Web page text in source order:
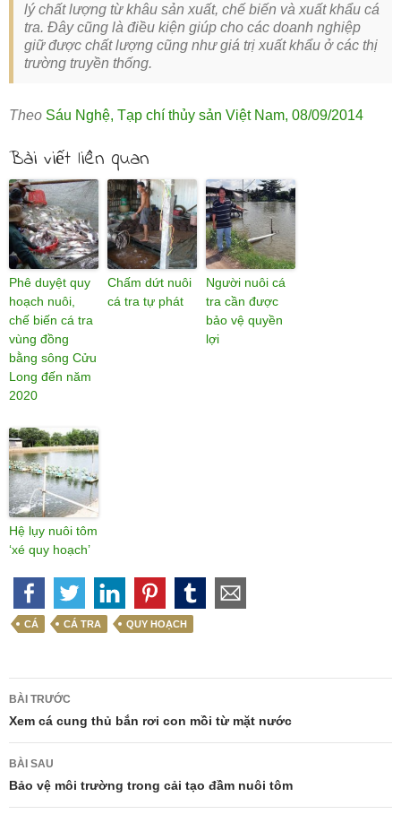
lý chất lượng từ khâu sản xuất, chế biến và xuất khẩu cá
tra. Đây cũng là điều kiện giúp cho các doanh nghiệp
giữ được chất lượng cũng như giá trị xuất khẩu ở các thị
trường truyền thống.
Theo Sáu Nghệ, Tạp chí thủy sản Việt Nam, 08/09/2014
Bài viết liên quan
Phê duyệt quy
hoạch nuôi,
chế biến cá tra
vùng đồng
bằng sông Cửu
Long đến năm
2020
Chấm dứt nuôi
cá tra tự phát
Người nuôi cá
tra cần được
bảo vệ quyền
lợi
Hệ lụy nuôi tôm
‘xé quy hoạch’
CÁ CÁ TRA QUY HOẠCH
Điều
hướng
bài
viết
BÀI TRƯỚC
Xem cá cung thủ bắn rơi con mồi từ mặt nước
BÀI SAU
Bảo vệ môi trường trong cải tạo đầm nuôi tôm